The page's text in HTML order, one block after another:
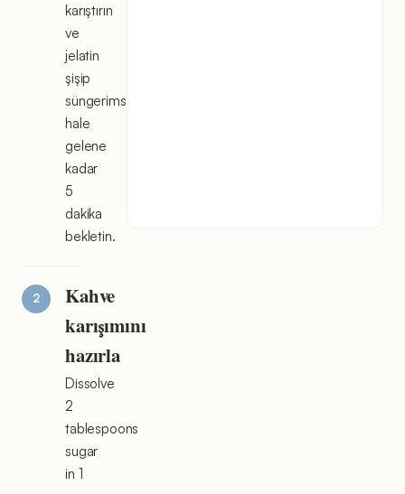
karıştırın
ve
jelatin
şişip
süngerimsi
hale
gelene
kadar
5
dakika
bekletin.
Kahve
karışımını
hazırla
Dissolve
2
tablespoons
sugar
in 1